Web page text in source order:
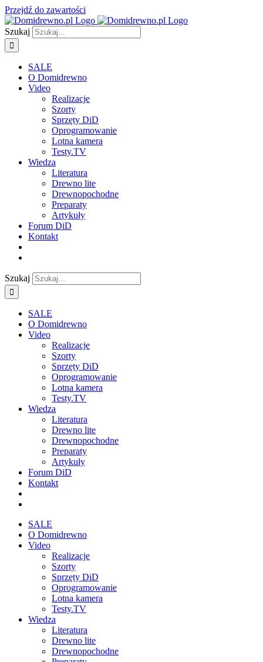
Przejdź do zawartości
Szukaj
SALE
O Domidrewno
Video
Realizacje
Szorty
Sprzęty DiD
Oprogramowanie
Lotna kamera
Testy.TV
Wiedza
Literatura
Drewno lite
Drewnopochodne
Preparaty
Artykuły
Forum DiD
Kontakt
Szukaj
SALE
O Domidrewno
Video
Realizacje
Szorty
Sprzęty DiD
Oprogramowanie
Lotna kamera
Testy.TV
Wiedza
Literatura
Drewno lite
Drewnopochodne
Preparaty
Artykuły
Forum DiD
Kontakt
SALE
O Domidrewno
Video
Realizacje
Szorty
Sprzęty DiD
Oprogramowanie
Lotna kamera
Testy.TV
Wiedza
Literatura
Drewno lite
Drewnopochodne